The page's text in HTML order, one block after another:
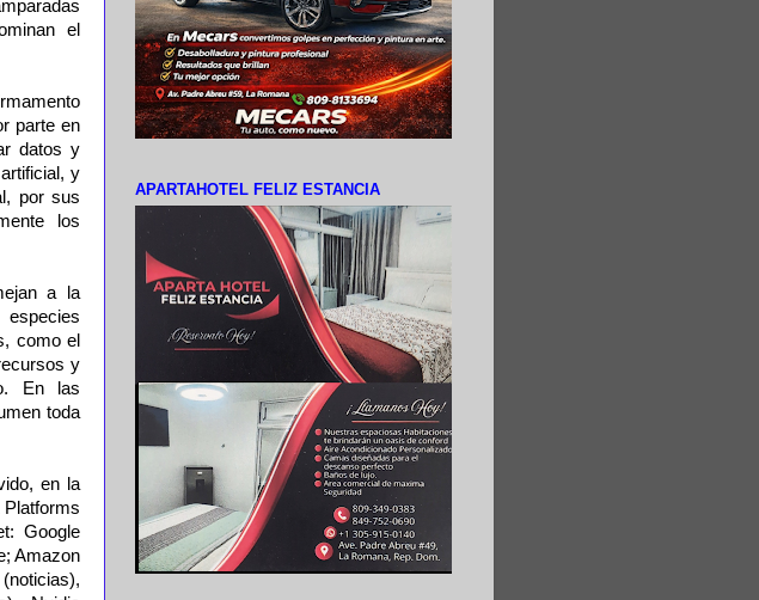
el
parte en
datos y
y
por sus
los
a la
como el
y
En las
toda
en la
Platforms
Google
Amazon
APARTAHOTEL FELIZ ESTANCIA